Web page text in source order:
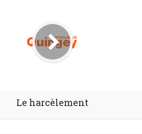
Le harcèlement